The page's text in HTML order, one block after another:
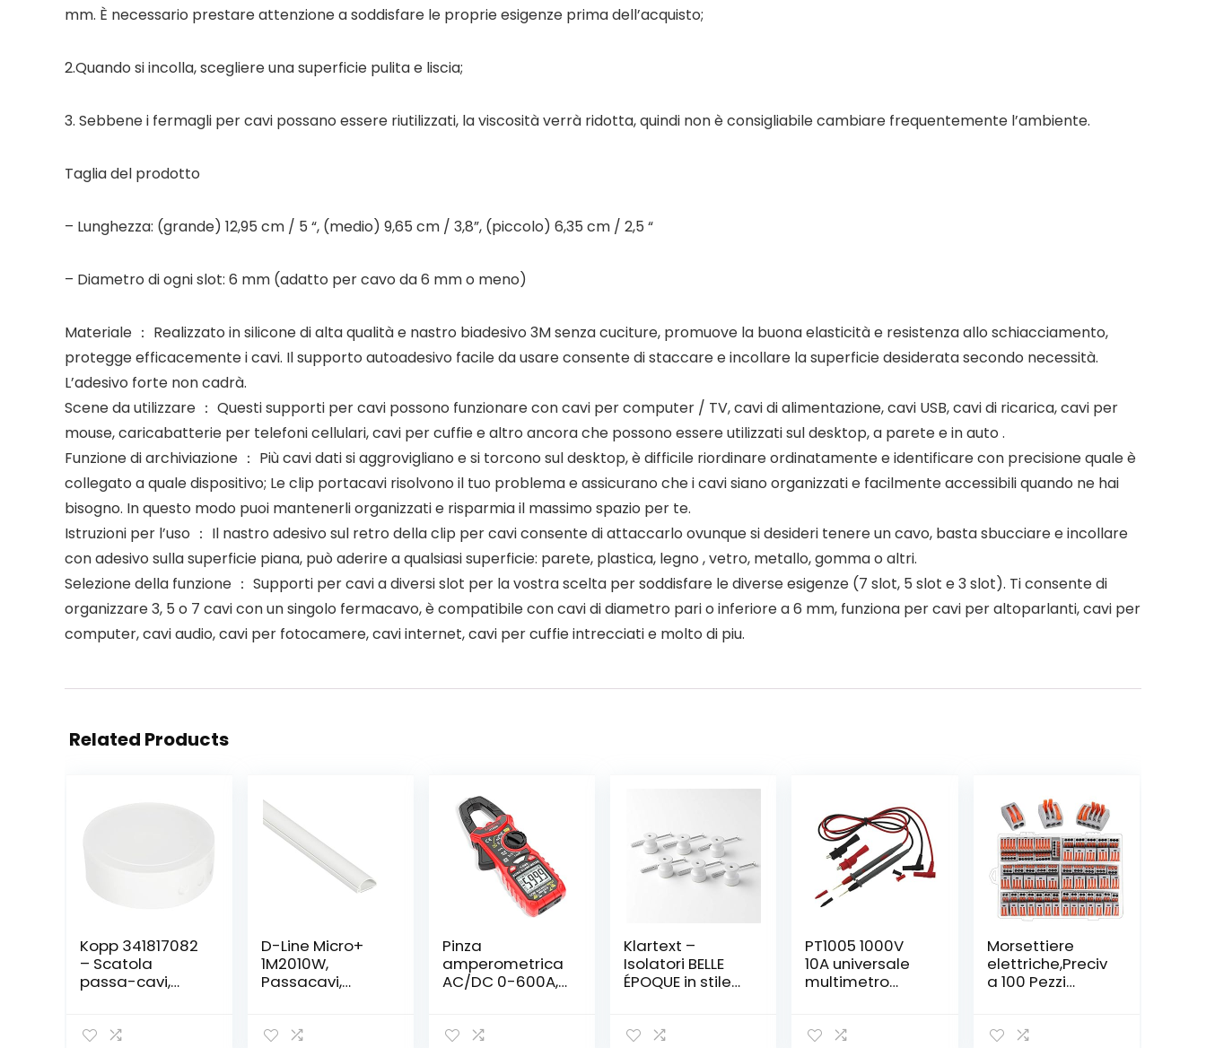
mm. È necessario prestare attenzione a soddisfare le proprie esigenze prima dell’acquisto;
2.Quando si incolla, scegliere una superficie pulita e liscia;
3. Sebbene i fermagli per cavi possano essere riutilizzati, la viscosità verrà ridotta, quindi non è consigliabile cambiare frequentemente l’ambiente.
Taglia del prodotto
– Lunghezza: (grande) 12,95 cm / 5 “, (medio) 9,65 cm / 3,8”, (piccolo) 6,35 cm / 2,5 “
– Diametro di ogni slot: 6 mm (adatto per cavo da 6 mm o meno)
Materiale ： Realizzato in silicone di alta qualità e nastro biadesivo 3M senza cuciture, promuove la buona elasticità e resistenza allo schiacciamento,
protegge efficacemente i cavi. Il supporto autoadesivo facile da usare consente di staccare e incollare la superficie desiderata secondo necessità.
L’adesivo forte non cadrà.
Scene da utilizzare ： Questi supporti per cavi possono funzionare con cavi per computer / TV, cavi di alimentazione, cavi USB, cavi di ricarica, cavi per
mouse, caricabatterie per telefoni cellulari, cavi per cuffie e altro ancora che possono essere utilizzati sul desktop, a parete e in auto .
Funzione di archiviazione ： Più cavi dati si aggrovigliano e si torcono sul desktop, è difficile riordinare ordinatamente e identificare con precisione quale è
collegato a quale dispositivo; Le clip portacavi risolvono il tuo problema e assicurano che i cavi siano organizzati e facilmente accessibili quando ne hai
bisogno. In questo modo puoi mantenerli organizzati e risparmia il massimo spazio per te.
Istruzioni per l’uso ： Il nastro adesivo sul retro della clip per cavi consente di attaccarlo ovunque si desideri tenere un cavo, basta sbucciare e incollare
con adesivo sulla superficie piana, può aderire a qualsiasi superficie: parete, plastica, legno , vetro, metallo, gomma o altri.
Selezione della funzione ： Supporti per cavi a diversi slot per la vostra scelta per soddisfare le diverse esigenze (7 slot, 5 slot e 3 slot). Ti consente di
organizzare 3, 5 o 7 cavi con un singolo fermacavo, è compatibile con cavi di diametro pari o inferiore a 6 mm, funziona per cavi per altoparlanti, cavi per
computer, cavi audio, cavi per fotocamere, cavi internet, cavi per cuffie intrecciati e molto di piu.
Related Products
Kopp 341817082
– Scatola
passa-cavi,
D-Line Micro+
1M2010W,
Passacavi,
Canalina
Pinza
amperometrica
AC/DC 0-600A,
professionale T-
Klartext –
Isolatori BELLE
ÉPOQUE in stile
con cavo
PT1005 1000V
10A universale
multimetro
prova Pin Ago
Morsettiere
elettriche,Preciv
a 100 Pezzi
Connettore